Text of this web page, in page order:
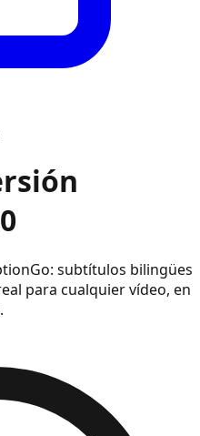
subtítulos bilingües
para cualquier vídeo, en